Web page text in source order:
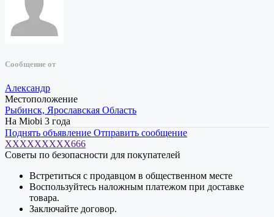
Сообщение от
Александр
Местоположение
Рыбинск, Ярославская Область
На Miobi 3 года
Поднять объявление Отправить сообщение
XXXXXXXXX666
Советы по безопасности для покупателей
Встретиться с продавцом в общественном месте
Воспользуйтесь наложным платежом при доставке
товара.
Заключайте договор.